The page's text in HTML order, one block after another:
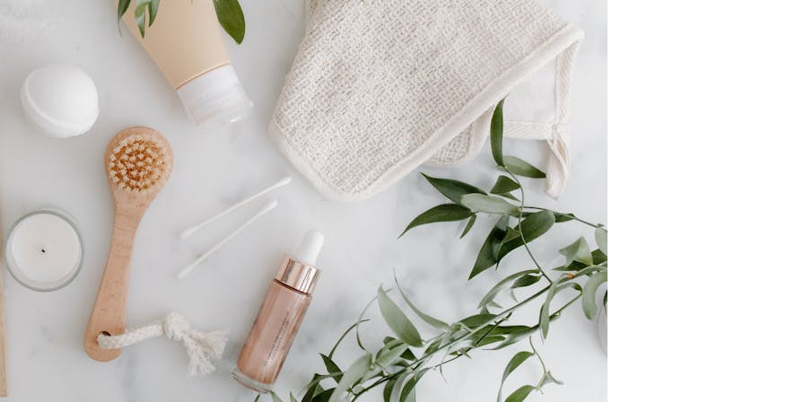
& BIEN-ÊTRE
de la peau
des cheveux
BEAUTÉ & BIEN-ÊTRE
Soins de la peau
Soins des cheveux
BÉBÉ & ENFANT